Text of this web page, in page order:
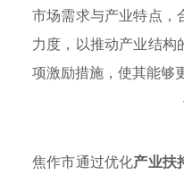
市场需求与产业特点，
力度，以推动产业结
项激励措施，使其能够
焦作市通过优化产业扶